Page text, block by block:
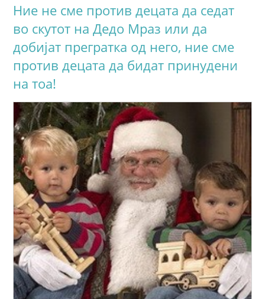
Ние не сме против децата да седат
во скутот на Дедо Мраз или да
добијат прегратка од него, ние сме
против децата да бидат принудени
на тоа!